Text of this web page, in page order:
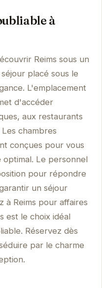
à
Reims sous un
placé sous le
L'emplacement
d'accéder
aux restaurants
chambres
conçues pour vous
Le personnel
pour répondre
un séjour
à Reims pour affaires
est le choix idéal
Réservez dès
par le charme